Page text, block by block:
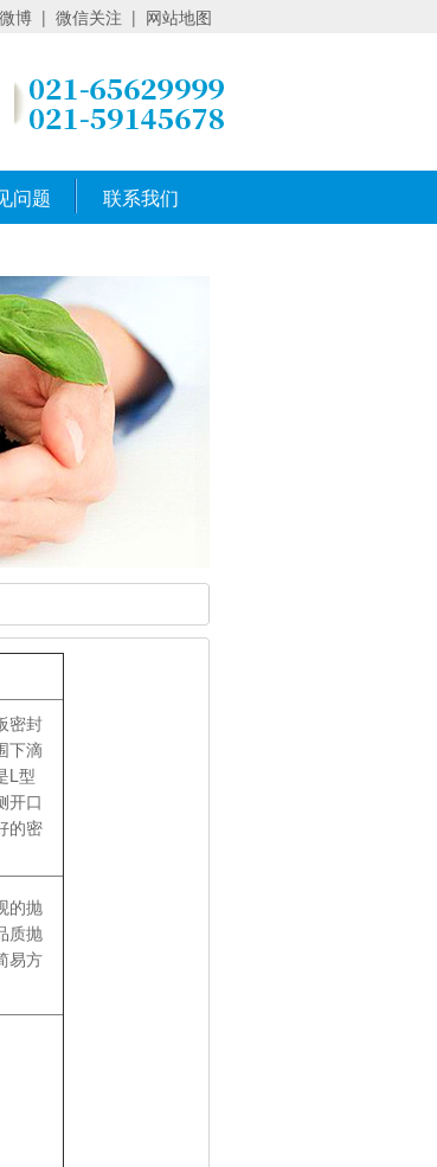
博 | 微信关注 | 网站地图
问题 联系我们
密封
下滴
L型
开口
的密
的抛
质抛
易方